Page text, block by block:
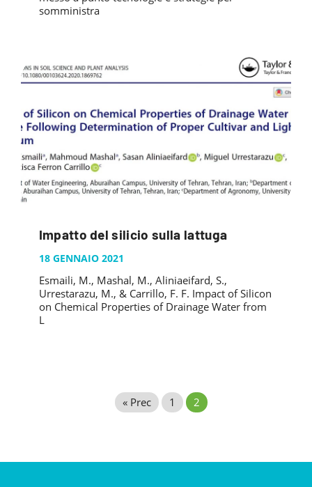
somministra
Impatto del silicio sulla lattuga
18 GENNAIO 2021
Esmaili, M., Mashal, M., Aliniaeifard, S.,
Urrestarazu, M., & Carrillo, F. F. Impact of Silicon
on Chemical Properties of Drainage Water from
L
« Prec 1 2